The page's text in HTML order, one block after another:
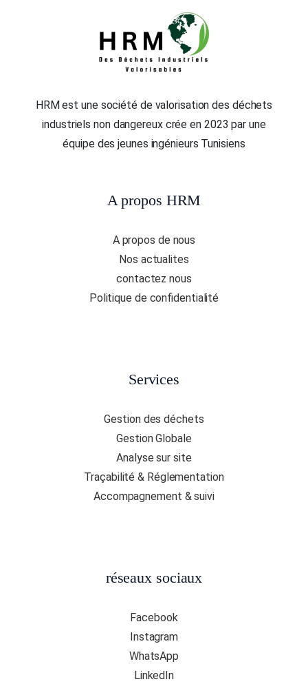
HRM est une société de valorisation des déchets
industriels non dangereux crée en 2023 par une
équipe des jeunes ingénieurs Tunisiens
A propos HRM
A propos de nous
Nos actualites
contactez nous
Politique de confidentialité
Services
Gestion des déchets
Gestion Globale
Analyse sur site
Traçabilité & Réglementation
Accompagnement & suivi
réseaux sociaux
Facebook
Instagram
WhatsApp
LinkedIn